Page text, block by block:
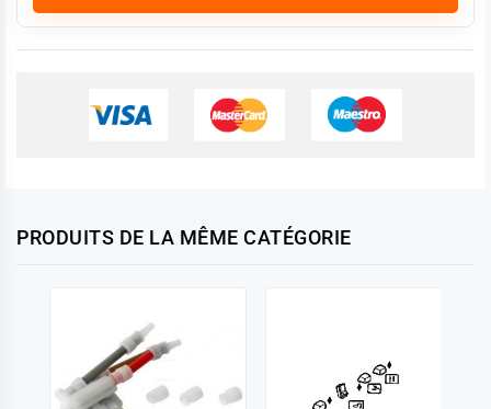
PRODUITS DE LA MÊME CATÉGORIE